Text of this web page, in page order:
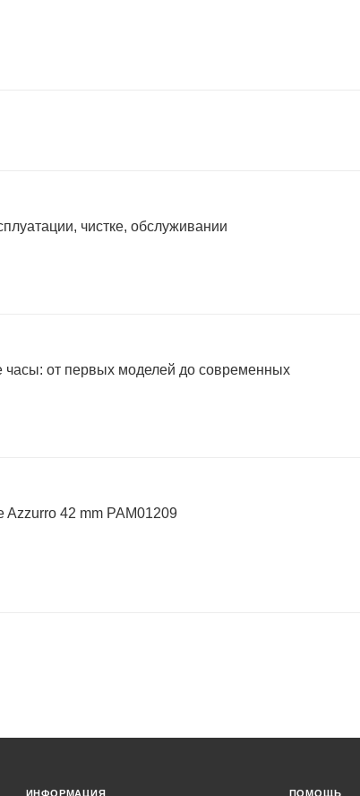
чистке, обслуживании
часы: от первых моделей до современных
Azzurro 42 mm PAM01209
ИНФОРМАЦИЯ ПОМОЩЬ